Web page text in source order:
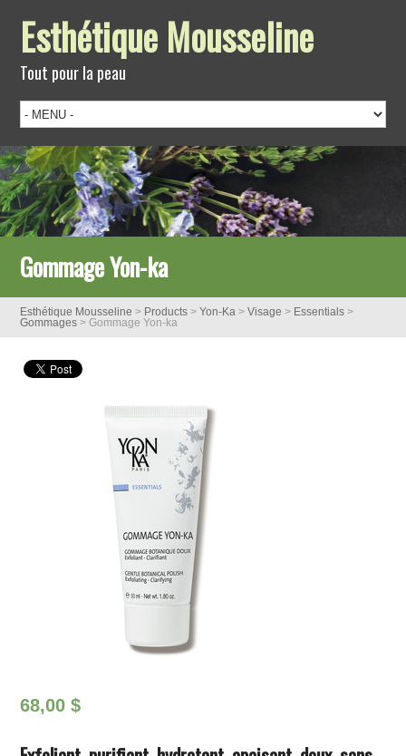
Esthétique Mousseline
Tout pour la peau
Gommage Yon-ka
Esthétique Mousseline > Products >Yon-Ka >Visage > Essentials >
Gommages >Gommage Yon-ka
68,00$